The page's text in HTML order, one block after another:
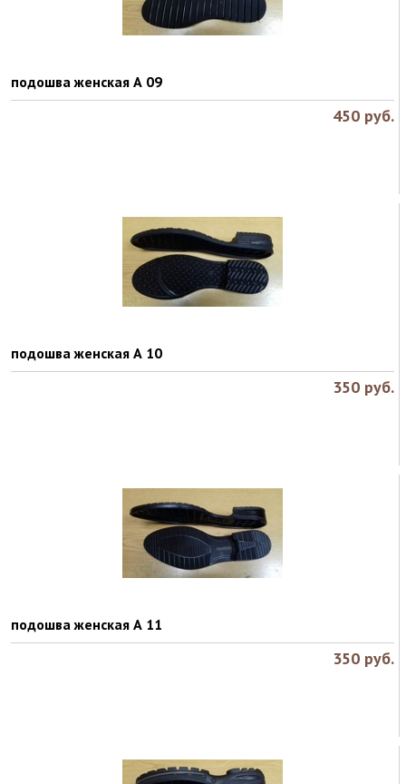
подошва женская А 09
450 руб.
подошва женская А 10
350 руб.
подошва женская А 11
350 руб.